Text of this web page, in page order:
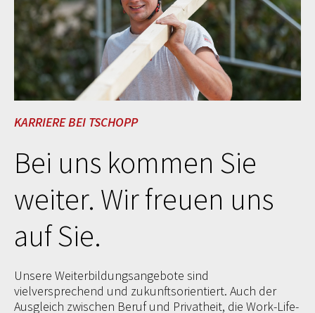
KARRIERE BEI TSCHOPP
Bei uns kommen Sie
weiter. Wir freuen uns
auf Sie.
Unsere Weiterbildungsangebote sind
vielversprechend und zukunftsorientiert. Auch der
Ausgleich zwischen Beruf und Privatheit, die Work-Life-